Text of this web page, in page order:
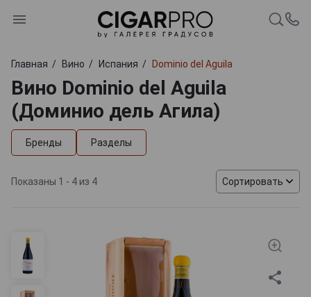
Главная Вино Испания Dominio del Aguila
Вино Dominio del Aguila
(Доминио дель Агила)
Бренды Разделы
Показаны 1 - 4 из 4 Сортировать